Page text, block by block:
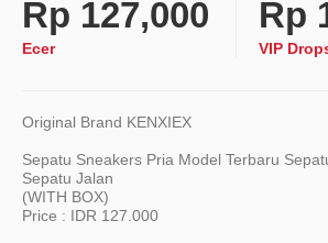
Rp 127,000
Ecer
Rp
VIP
Original Brand KENXIEX
Sepatu Sneakers Pria Model Terbaru
Sepatu Jalan
(WITH BOX)
Price : IDR 127.000